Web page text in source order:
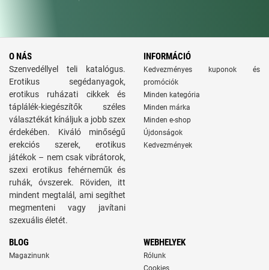
O NÁS
Szenvedéllyel teli katalógus.
Erotikus segédanyagok,
erotikus ruházati cikkek és
táplálék-kiegészítők széles
választékát kínáljuk a jobb szex
érdekében. Kiváló minőségű
erekciós szerek, erotikus
játékok – nem csak vibrátorok,
szexi erotikus fehérneműk és
ruhák, óvszerek. Röviden, itt
mindent megtalál, ami segíthet
megmenteni vagy javítani
szexuális életét.
INFORMÁCIÓ
Kedvezményes kuponok és
promóciók
Minden kategória
Minden márka
Minden e-shop
Újdonságok
Kedvezmények
BLOG
Magazinunk
WEBHELYEK
Rólunk
Cookies